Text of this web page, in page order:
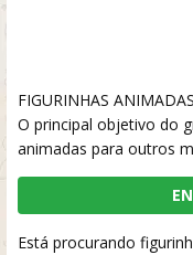
FIGURINHAS ANIMADAS
O principal objetivo do
animadas para outros
Está procurando